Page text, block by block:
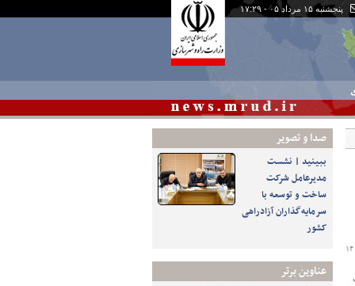
پنجشنبه ۱۵ مرداد ۰۵ - ۱۷:۲۹
صدا و تصوير
ببینید | نشست
مدیرعامل شرکت
ساخت و توسعه با
سرمایه‌گذاران آزادراهی
کشور
عناوین برتر